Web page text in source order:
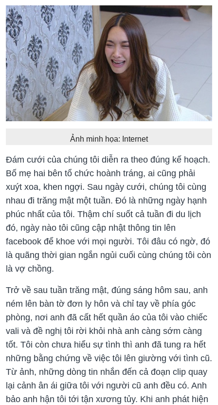
Ảnh minh họa: Internet
Đám cưới của chúng tôi diễn ra theo đúng kế hoạch.
Bố mẹ hai bên tổ chức hoành tráng, ai cũng phải
xuýt xoa, khen ngợi. Sau ngày cưới, chúng tôi cùng
nhau đi trăng mật một tuần. Đó là những ngày hạnh
phúc nhất của tôi. Thậm chí suốt cả tuần đi du lịch
đó, ngày nào tôi cũng cập nhật thông tin lên
facebook để khoe với mọi người. Tôi đâu có ngờ, đó
là quãng thời gian ngắn ngủi cuối cùng chúng tôi còn
là vợ chồng.
Trở về sau tuần trăng mật, đúng sáng hôm sau, anh
ném lên bàn tờ đơn ly hôn và chỉ tay về phía góc
phòng, nơi anh đã cất hết quần áo của tôi vào chiếc
vali và đề nghị tôi rời khỏi nhà anh càng sớm càng
tốt. Tôi còn chưa hiểu sự tình thì anh đã tung ra hết
những bằng chứng về việc tôi lên giường với tình cũ.
Từ ảnh, những dòng tin nhắn đến cả đoạn clip quay
lại cảnh ân ái giữa tôi với người cũ anh đều có. Anh
bảo anh hận tôi tới tận xương tủy. Khi anh phát hiện